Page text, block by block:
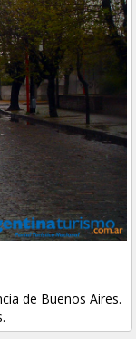
de Buenos Aires.